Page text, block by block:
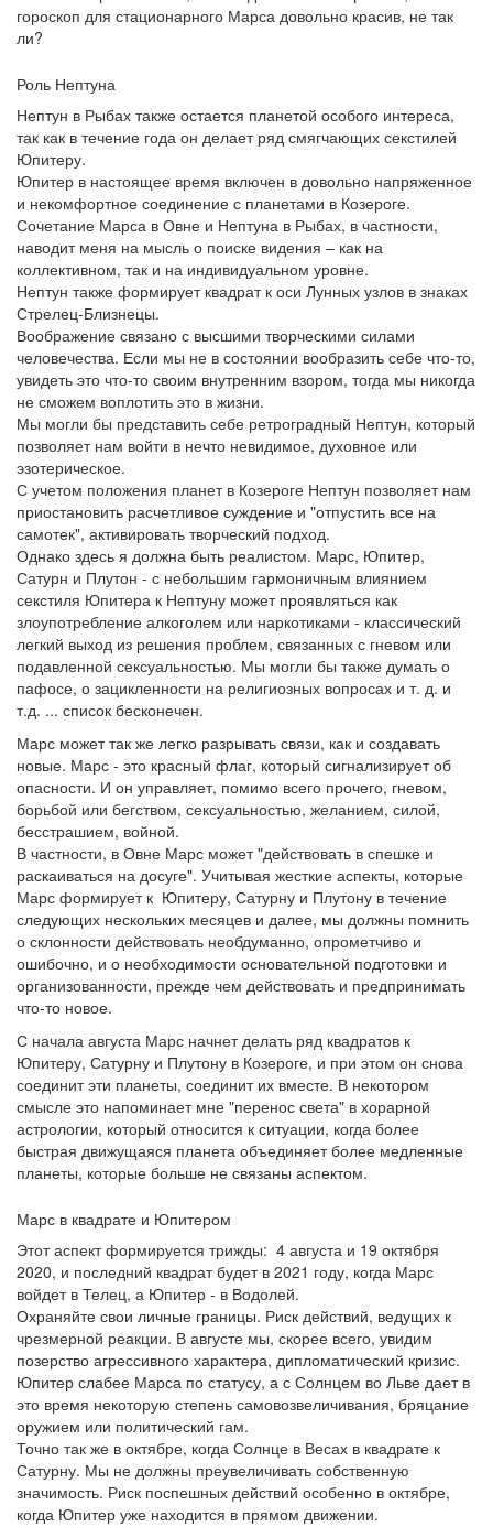
гороскоп для стационарного Марса довольно красив, не так
ли?
Роль Нептуна
Нептун в Рыбах также остается планетой особого интереса,
так как в течение года он делает ряд смягчающих секстилей
Юпитеру.
Юпитер в настоящее время включен в довольно напряженное
и некомфортное соединение с планетами в Козероге.
Сочетание Марса в Овне и Нептуна в Рыбах, в частности,
наводит меня на мысль о поиске видения – как на
коллективном, так и на индивидуальном уровне.
Нептун также формирует квадрат к оси Лунных узлов в знаках
Стрелец-Близнецы.
Воображение связано с высшими творческими силами
человечества. Если мы не в состоянии вообразить себе что-то,
увидеть это что-то своим внутренним взором, тогда мы никогда
не сможем воплотить это в жизни.
Мы могли бы представить себе ретроградный Нептун, который
позволяет нам войти в нечто невидимое, духовное или
эзотерическое.
С учетом положения планет в Козероге Нептун позволяет нам
приостановить расчетливое суждение и "отпустить все на
самотек", активировать творческий подход.
Однако здесь я должна быть реалистом. Марс, Юпитер,
Сатурн и Плутон - с небольшим гармоничным влиянием
секстиля Юпитера к Нептуну может проявляться как
злоупотребление алкоголем или наркотиками - классический
легкий выход из решения проблем, связанных с гневом или
подавленной сексуальностью. Мы могли бы также думать о
пафосе, о зацикленности на религиозных вопросах и т. д. и
т.д. ... список бесконечен.
Марс может так же легко разрывать связи, как и создавать
новые. Марс - это красный флаг, который сигнализирует об
опасности. И он управляет, помимо всего прочего, гневом,
борьбой или бегством, сексуальностью, желанием, силой,
бесстрашием, войной.
В частности, в Овне Марс может "действовать в спешке и
раскаиваться на досуге". Учитывая жесткие аспекты, которые
Марс формирует к Юпитеру, Сатурну и Плутону в течение
следующих нескольких месяцев и далее, мы должны помнить
о склонности действовать необдуманно, опрометчиво и
ошибочно, и о необходимости основательной подготовки и
организованности, прежде чем действовать и предпринимать
что-то новое.
С начала августа Марс начнет делать ряд квадратов к
Юпитеру, Сатурну и Плутону в Козероге, и при этом он снова
соединит эти планеты, соединит их вместе. В некотором
смысле это напоминает мне "перенос света" в хорарной
астрологии, который относится к ситуации, когда более
быстрая движущаяся планета объединяет более медленные
планеты, которые больше не связаны аспектом.
Марс в квадрате и Юпитером
Этот аспект формируется трижды: 4 августа и 19 октября
2020, и последний квадрат будет в 2021 году, когда Марс
войдет в Телец, а Юпитер - в Водолей.
Охраняйте свои личные границы. Риск действий, ведущих к
чрезмерной реакции. В августе мы, скорее всего, увидим
позерство агрессивного характера, дипломатический кризис.
Юпитер слабее Марса по статусу, а с Солнцем во Льве дает в
это время некоторую степень самовозвеличивания, бряцание
оружием или политический гам.
Точно так же в октябре, когда Солнце в Весах в квадрате к
Сатурну. Мы не должны преувеличивать собственную
значимость. Риск поспешных действий особенно в октябре,
когда Юпитер уже находится в прямом движении.